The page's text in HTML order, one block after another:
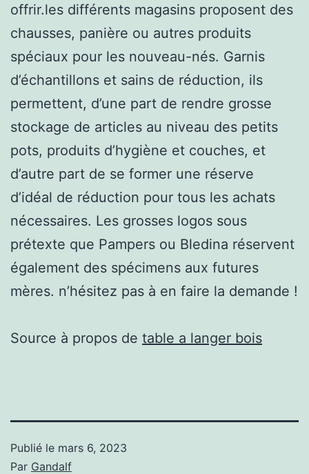
offrir.les différents magasins proposent des
chausses, panière ou autres produits
spéciaux pour les nouveau-nés. Garnis
d’échantillons et sains de réduction, ils
permettent, d’une part de rendre grosse
stockage de articles au niveau des petits
pots, produits d’hygiène et couches, et
d’autre part de se former une réserve
d’idéal de réduction pour tous les achats
nécessaires. Les grosses logos sous
prétexte que Pampers ou Bledina réservent
également des spécimens aux futures
mères. n’hésitez pas à en faire la demande !
Source à propos de table a langer bois
Publié le mars 6, 2023
Par Gandalf